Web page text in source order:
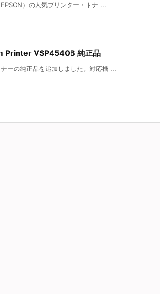
）の人気プリンター・トナ ...
Printer VSP4540B 純正品
ーの純正品を追加しました。対応機 ...